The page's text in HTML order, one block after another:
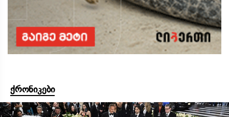
ქრონიკები